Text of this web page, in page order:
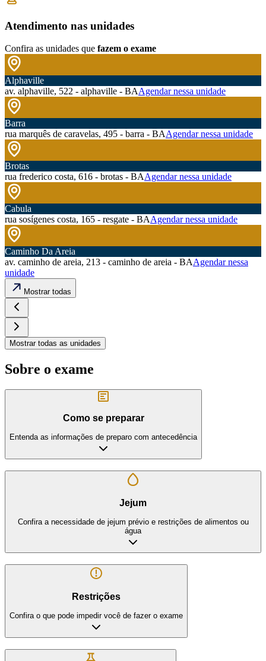
Atendimento nas unidades
Confira as unidades que fazem o exame
Alphaville
av. alphaville, 522 - alphaville - BAAgendar nessa unidade
Barra
rua marquês de caravelas, 495 - barra - BAAgendar nessa unidade
Brotas
rua frederico costa, 616 - brotas - BAAgendar nessa unidade
Cabula
rua sosígenes costa, 165 - resgate - BAAgendar nessa unidade
Caminho Da Areia
av. caminho de areia, 213 - caminho de areia - BAAgendar nessa
unidade
Mostrar todas
Mostrar todas as unidades
Sobre o exame
Como se preparar
Entenda as informações de preparo com antecedência
Jejum
Confira a necessidade de jejum prévio e restrições de alimentos ou
água
Restrições
Confira o que pode impedir você de fazer o exame